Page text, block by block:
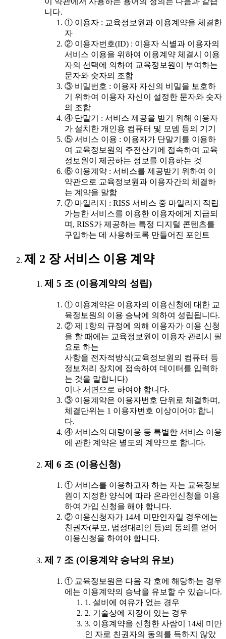
니다.
① 이용자 : 교육정보원과 이용계약을 체결한
자
② 이용자번호(ID) : 이용자 식별과 이용자의
서비스 이용을 위하여 이용계약 체결시 이용
자의 선택에 의하여 교육정보원이 부여하는
문자와 숫자의 조합
③ 비밀번호 : 이용자 자신의 비밀을 보호하
기 위하여 이용자 자신이 설정한 문자와 숫자
의 조합
④ 단말기 : 서비스 제공을 받기 위해 이용자
가 설치한 개인용 컴퓨터 및 모뎀 등의 기기
⑤ 서비스 이용 : 이용자가 단말기를 이용하
여 교육정보원의 주전산기에 접속하여 교육
정보원이 제공하는 정보를 이용하는 것
⑥ 이용계약 : 서비스를 제공받기 위하여 이
약관으로 교육정보원과 이용자간의 체결하
는 계약을 말함
⑦ 마일리지 : RISS 서비스 중 마일리지 적립
가능한 서비스를 이용한 이용자에게 지급되
며, RISS가 제공하는 특정 디지털 콘텐츠를
구입하는 데 사용하도록 만들어진 포인트
제 2 장 서비스 이용 계약
제 5 조 (이용계약의 성립)
① 이용계약은 이용자의 이용신청에 대한 교
육정보원의 이용 승낙에 의하여 성립됩니다.
② 제 1항의 규정에 의해 이용자가 이용 신청
을 할 때에는 교육정보원이 이용자 관리시 필
요로 하는
사항을 전자적방식(교육정보원의 컴퓨터 등
정보처리 장치에 접속하여 데이터를 입력하
는 것을 말합니다)
이나 서면으로 하여야 합니다.
③ 이용계약은 이용자번호 단위로 체결하며,
체결단위는 1 이용자번호 이상이어야 합니
다.
④ 서비스의 대량이용 등 특별한 서비스 이용
에 관한 계약은 별도의 계약으로 합니다.
제 6 조 (이용신청)
① 서비스를 이용하고자 하는 자는 교육정보
원이 지정한 양식에 따라 온라인신청을 이용
하여 가입 신청을 해야 합니다.
② 이용신청자가 14세 미만인자일 경우에는
친권자(부모, 법정대리인 등)의 동의를 얻어
이용신청을 하여야 합니다.
제 7 조 (이용계약 승낙의 유보)
① 교육정보원은 다음 각 호에 해당하는 경우
에는 이용계약의 승낙을 유보할 수 있습니다.
1. 설비에 여유가 없는 경우
2. 기술상에 지장이 있는 경우
3. 이용계약을 신청한 사람이 14세 미만
인 자로 친권자의 동의를 득하지 않았